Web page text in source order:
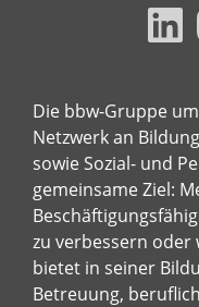
Die bbw-Gruppe
Netzwerk an
sowie Sozial- und
gemeinsame Ziel:
zu verbessern oder
bietet in seiner
Betreuung,